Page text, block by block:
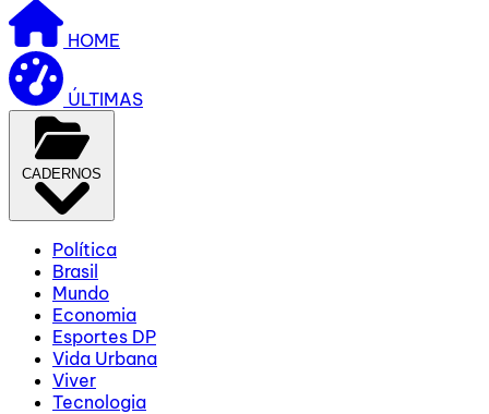
HOME
ÚLTIMAS
CADERNOS
Política
Brasil
Mundo
Economia
Esportes DP
Vida Urbana
Viver
Tecnologia